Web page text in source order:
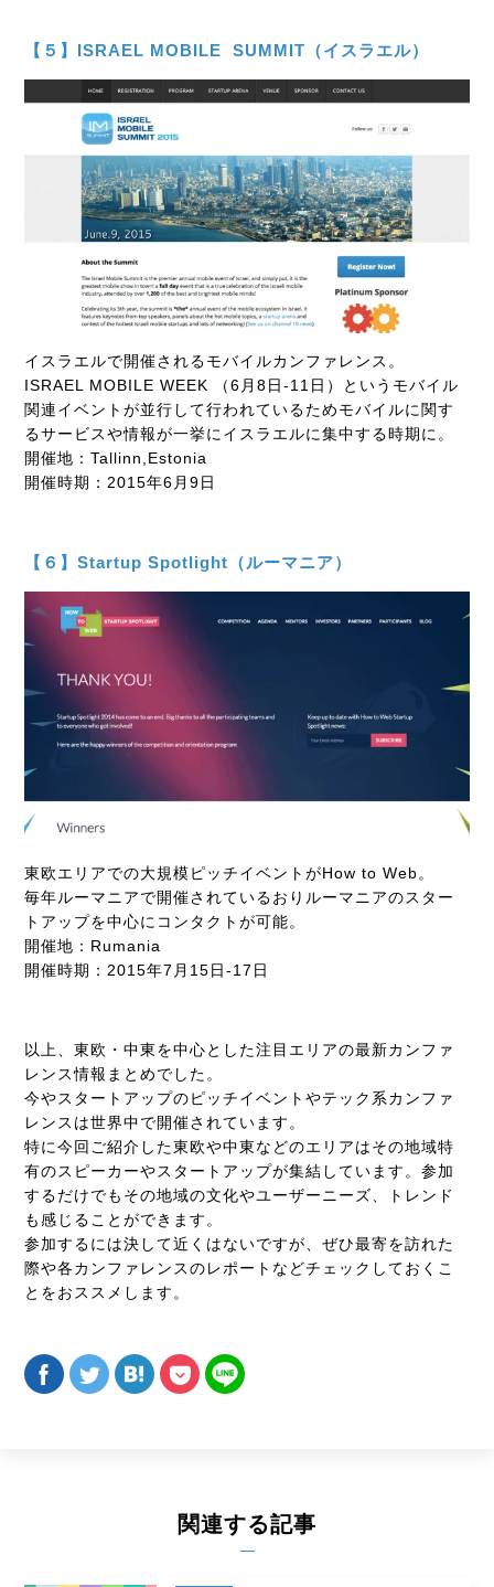
【５】ISRAEL MOBILE SUMMIT（イスラエル）
イスラエルで開催されるモバイルカンファレンス。
ISRAEL MOBILE WEEK （6月8日-11日）というモバイル
関連イベントが並行して行われているためモバイルに関す
るサービスや情報が一挙にイスラエルに集中する時期に。
開催地：Tallinn,Estonia
開催時期：2015年6月9日
【６】Startup Spotlight（ルーマニア）
東欧エリアでの大規模ピッチイベントがHow to Web。
毎年ルーマニアで開催されているおりルーマニアのスター
トアップを中心にコンタクトが可能。
開催地：Rumania
開催時期：2015年7月15日-17日
以上、東欧・中東を中心とした注目エリアの最新カンファ
レンス情報まとめでした。
今やスタートアップのピッチイベントやテック系カンファ
レンスは世界中で開催されています。
特に今回ご紹介した東欧や中東などのエリアはその地域特
有のスピーカーやスタートアップが集結しています。参加
するだけでもその地域の文化やユーザーニーズ、トレンド
も感じることができます。
参加するには決して近くはないですが、ぜひ最寄を訪れた
際や各カンファレンスのレポートなどチェックしておくこ
とをおススメします。
関連する記事